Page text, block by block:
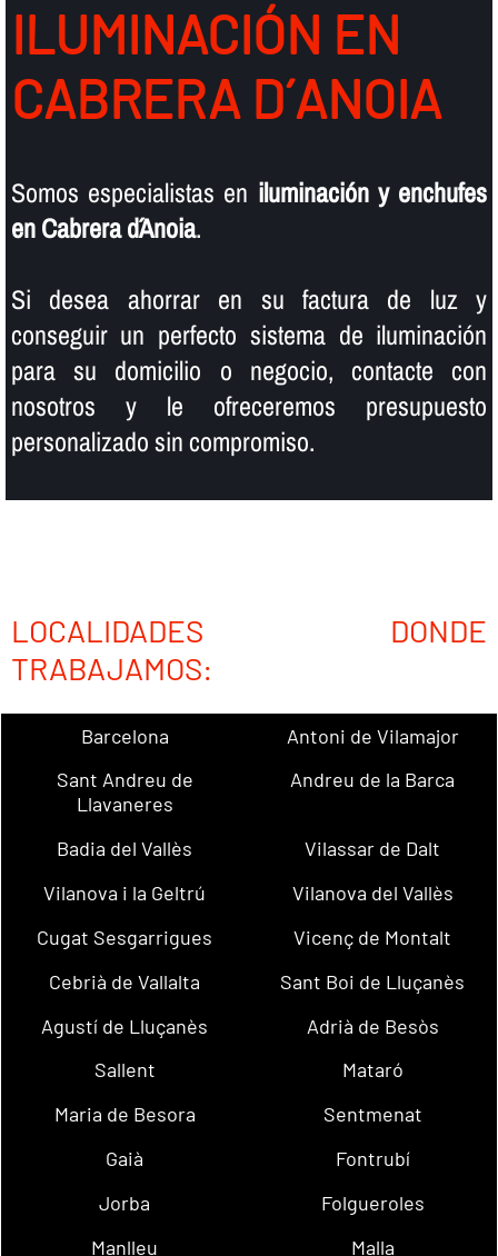
ILUMINACIÓN EN
CABRERA D´ANOIA
Somos especialistas en iluminación y enchufes
en Cabrera d´Anoia.
Si desea ahorrar en su factura de luz y
conseguir un perfecto sistema de iluminación
para su domicilio o negocio, contacte con
nosotros y le ofreceremos presupuesto
personalizado sin compromiso.
LOCALIDADES DONDE
TRABAJAMOS:
Barcelona
Antoni de Vilamajor
Sant Andreu de
Llavaneres
Andreu de la Barca
Badia del Vallès
Vilassar de Dalt
Vilanova i la Geltrú
Vilanova del Vallès
Cugat Sesgarrigues
Vicenç de Montalt
Cebrià de Vallalta
Sant Boi de Lluçanès
Agustí de Lluçanès
Adrià de Besòs
Sallent
Mataró
Maria de Besora
Sentmenat
Gaià
Fontrubí
Jorba
Folgueroles
Manlleu
Malla